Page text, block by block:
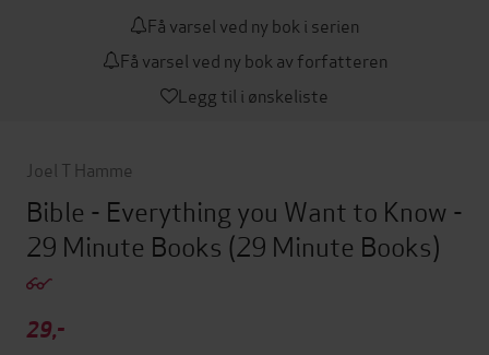
Få varsel ved ny bok i serien
Få varsel ved ny bok av forfatteren
Legg til i ønskeliste
Joel T Hamme
Bible - Everything you Want to Know -
29 Minute Books (29 Minute Books)
29,-